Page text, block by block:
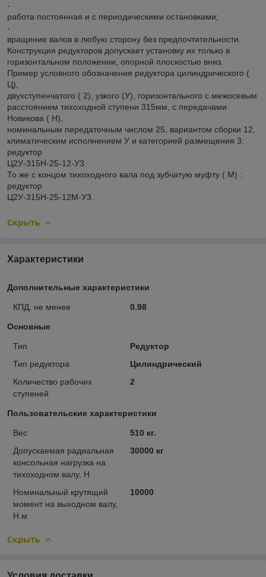
-
работа постоянная и с периодическими остановками;
-
вращение валов в любую сторону без предпочтительности.
Конструкция редукторов допускает установку их только в
горизонтальном положении, опорной плоскостью вниз.
Пример условного обозначения редуктора цилиндрического (
Ц),
двухступенчатого ( 2), узкого (У), горизонтального с межосевым
расстоянием тихоходной ступени 315мм, с передачами
Новикова ( Н),
номинальным передаточным числом 25, вариантом сборки 12,
климатическим исполнением У и категорией размещения 3:
редуктор
Ц2У-315Н-25-12-У3.
То же с концом тихоходного вала под зубчатую муфту ( М) :
редуктор
Ц2У-315Н-25-12М-У3.
Скрыть
Характеристики
Дополнительные характеристики
КПД, не менее 0.98
Основные
Тип
Редуктор
Тип редуктора
Цилиндрический
Количество рабочих
ступеней
2
Пользовательские характеристики
Вес
510 кг.
Допускаемая радиальная
консольная нагрузка на
тихоходном валу, Н
30000 кг
Номинальный крутящий
момент на выходном валу,
Н.м
10000
Скрыть